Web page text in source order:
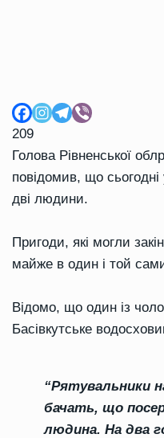
209
Голова Рівненської
повідомив, що
дві людини.
Пригоди, які могли
майже в один і той
Відомо, що один із
Басівкутське
“Рятувальники
бачать, що
людина. На два